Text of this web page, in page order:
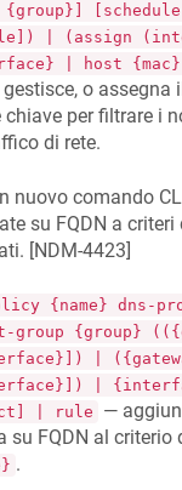
{group}]
| (assign
| host
gestisce, o assegna
chiave per filtrare i
di rete.
nuovo comando
su FQDN a
[NDM-4423]
{name} dns-
group {group}
|
|
| rule
—
su FQDN al criterio
.